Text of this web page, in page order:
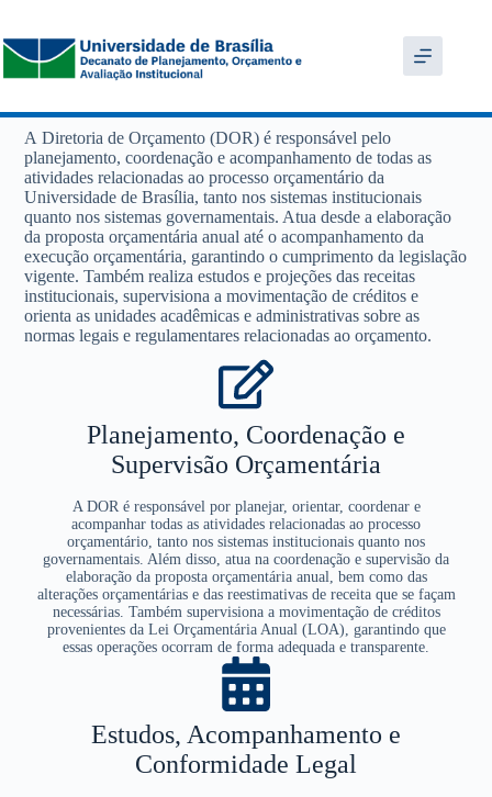
A Diretoria de Orçamento (DOR) é responsável pelo
planejamento, coordenação e acompanhamento de todas as
atividades relacionadas ao processo orçamentário da
Universidade de Brasília, tanto nos sistemas institucionais
quanto nos sistemas governamentais. Atua desde a elaboração
da proposta orçamentária anual até o acompanhamento da
execução orçamentária, garantindo o cumprimento da legislação
vigente. Também realiza estudos e projeções das receitas
institucionais, supervisiona a movimentação de créditos e
orienta as unidades acadêmicas e administrativas sobre as
normas legais e regulamentares relacionadas ao orçamento.
Planejamento, Coordenação e
Supervisão Orçamentária
A DOR é responsável por planejar, orientar, coordenar e
acompanhar todas as atividades relacionadas ao processo
orçamentário, tanto nos sistemas institucionais quanto nos
governamentais. Além disso, atua na coordenação e supervisão da
elaboração da proposta orçamentária anual, bem como das
alterações orçamentárias e das reestimativas de receita que se façam
necessárias. Também supervisiona a movimentação de créditos
provenientes da Lei Orçamentária Anual (LOA), garantindo que
essas operações ocorram de forma adequada e transparente.
Estudos, Acompanhamento e
Conformidade Legal